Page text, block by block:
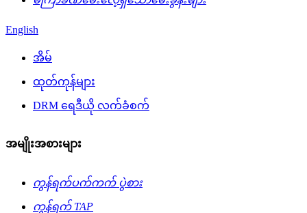
English
အိမ်
ထုတ်ကုန်များ
DRM ရေဒီယို လက်ခံစက်
အမျိုးအစားများ
ကွန်ရက်ပက်ကက် ပွဲစား
ကွန်ရက် TAP